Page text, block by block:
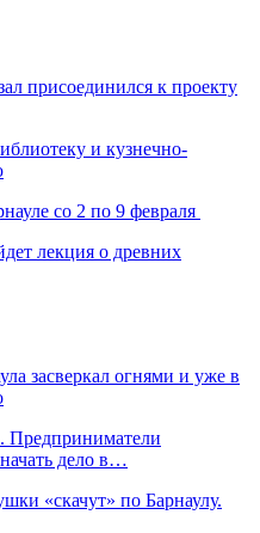
присоединился к проекту
и кузнечно-
со 2 по 9 февраля
лекция о древних
засверкал огнями и уже в
Предприниматели
дело в…
«скачут» по Барнаулу.